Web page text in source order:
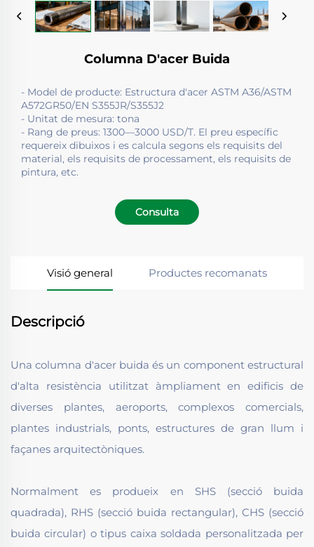
Columna D'acer Buida
- Model de producte: Estructura d'acer ASTM A36/ASTM
A572GR50/EN S355JR/S355J2
- Unitat de mesura: tona
- Rang de preus: 1300—3000 USD/T. El preu específic
requereix dibuixos i es calcula segons els requisits del
material, els requisits de processament, els requisits de
pintura, etc.
Consulta
Visió general Productes recomanats
Descripció
Una columna d'acer buida és un component estructural
d'alta resistència utilitzat àmpliament en edificis de
diverses plantes, aeroports, complexos comercials,
plantes industrials, ponts, estructures de gran llum i
façanes arquitectòniques.
Normalment es produeix en SHS (secció buida
quadrada), RHS (secció buida rectangular), CHS (secció
buida circular) o tipus caixa soldada personalitzada per